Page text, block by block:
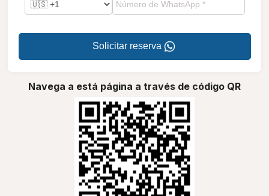
Solicitar reserva
Navega a está página a través de código QR